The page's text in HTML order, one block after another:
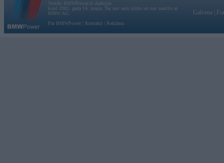
Vortāls BMWPower.lv darbojas
kopš 2002. gada 14. maija. Tas nav auto klubs un nav saistīts ar
BMW AG.
Par BMWPower
Kontakti Reklāma
Galvena